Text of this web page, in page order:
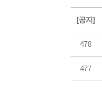
[공지]
478
477